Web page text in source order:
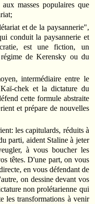
masses populaires que
et de la paysannerie",
conduit la paysannerie et
est une fiction, un
de Kerensky ou du
intermédiaire entre le
chek et la dictature du
cette formule abstraite
et prépare de nouvelles
les capitulards, réduits à
parti, aident Staline à jeter
à vous boucher les
têtes. D'une part, on vous
en vous défendant de
on dessine devant vos
non prolétarienne qui
les transformations à venir